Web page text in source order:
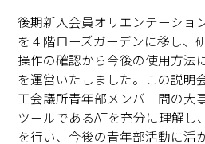
後期新入会員オリエンテーショ
を４階ローズガーデンに移し、
操作の確認から今後の使用方法
を運営いたしました。この説明
工会議所青年部メンバー間の大
ツールであるATを充分に理解し
を行い、今後の青年部活動に活